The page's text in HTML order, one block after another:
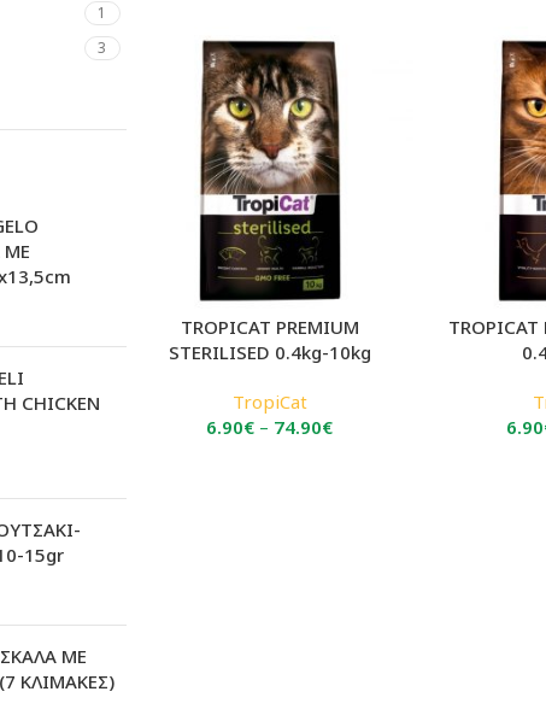
1
3
ΜΕ
CHICKEN
15gr
ΣΚΑΛΑ ΜΕ
ΚΛΙΜΑΚΕΣ)
TROPICAT PREMIUM
STERILISED 0.4kg-10kg
TropiCat
6.90€ – 74.90€Price
TROPICAT
6.90